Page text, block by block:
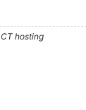
CT hosting